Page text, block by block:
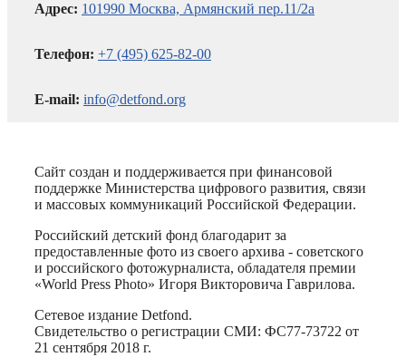
Адрес: 101990 Москва, Армянский пер.11/2а
Телефон: +7 (495) 625-82-00
E-mail: info@detfond.org
Сайт создан и поддерживается при финансовой
поддержке Министерства цифрового развития, связи
и массовых коммуникаций Российской Федерации.
Российский детский фонд благодарит за
предоставленные фото из своего архива - советского
и российского фотожурналиста, обладателя премии
«World Press Photo» Игоря Викторовича Гаврилова.
Сетевое издание Detfond.
Свидетельство о регистрации СМИ: ФС77-73722 от
21 сентября 2018 г.